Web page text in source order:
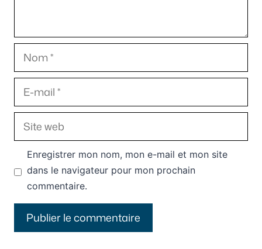
Nom
E-
mail
Site
web
Enregistrer mon nom, mon e-mail et mon site
dans le navigateur pour mon prochain
commentaire.